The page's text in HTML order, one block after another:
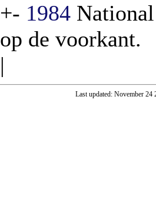
+- 1984
op de voorkant.
|
Last updated: November